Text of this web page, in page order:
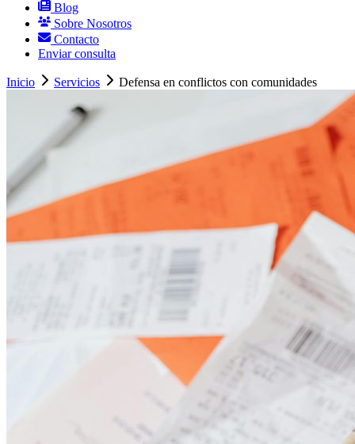
Blog
Sobre Nosotros
Contacto
Enviar consulta
Inicio Servicios Defensa en conflictos con comunidades